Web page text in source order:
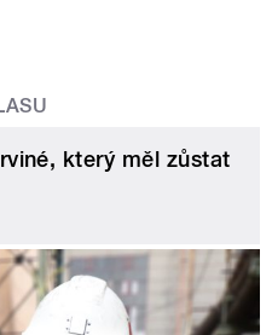
který měl zůstat